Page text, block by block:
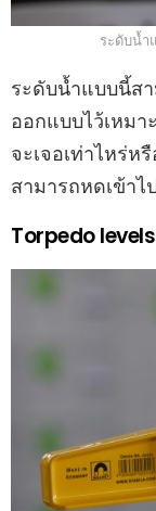
ระดับน้
ระดับน้ำแบบนี้ส
ออกแบบไว้เหม
จะเจอเท่าไหร่ห
สามารถหดเข้าไ
Torpedo levels